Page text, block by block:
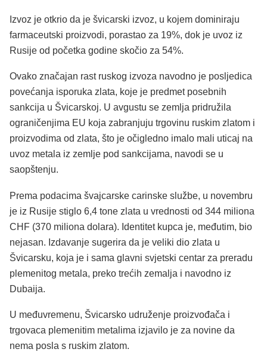
Izvoz je otkrio da je švicarski izvoz, u kojem dominiraju
farmaceutski proizvodi, porastao za 19%, dok je uvoz iz
Rusije od početka godine skočio za 54%.
Ovako značajan rast ruskog izvoza navodno je posljedica
povećanja isporuka zlata, koje je predmet posebnih
sankcija u Švicarskoj. U avgustu se zemlja pridružila
ograničenjima EU koja zabranjuju trgovinu ruskim zlatom i
proizvodima od zlata, što je očigledno imalo mali uticaj na
uvoz metala iz zemlje pod sankcijama, navodi se u
saopštenju.
Prema podacima švajcarske carinske službe, u novembru
je iz Rusije stiglo 6,4 tone zlata u vrednosti od 344 miliona
CHF (370 miliona dolara). Identitet kupca je, međutim, bio
nejasan. Izdavanje sugerira da je veliki dio zlata u
Švicarsku, koja je i sama glavni svjetski centar za preradu
plemenitog metala, preko trećih zemalja i navodno iz
Dubaija.
U međuvremenu, Švicarsko udruženje proizvođača i
trgovaca plemenitim metalima izjavilo je za novine da
nema posla s ruskim zlatom.